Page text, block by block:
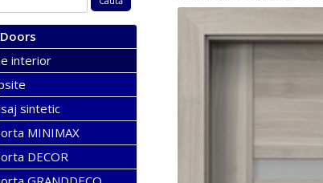
interior
sintetic
MINIMAX
DECOR